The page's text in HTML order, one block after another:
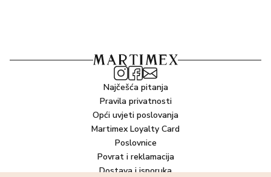
Najčešća pitanja
Pravila privatnosti
Opći uvjeti poslovanja
Martimex Loyalty Card
Poslovnice
Povrat i reklamacija
Dostava i isporuka